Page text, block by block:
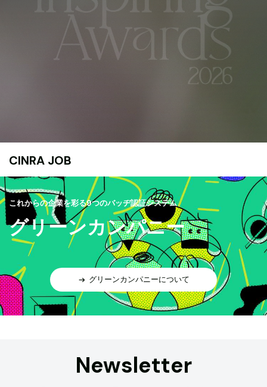
CINRA JOB
これからの企業を彩る9つのバッヂ認証システム
グリーンカンパニー
グリーンカンパニーについて
Newsletter